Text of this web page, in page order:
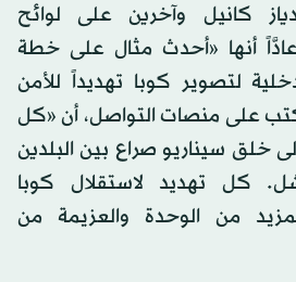
لدياز كانيل وآخرين على لوائح
عادَّاً أنها «أحدث مثال على خطة
لتصوير كوبا تهديداً للأمن
على منصات التواصل، أن «كل
خلق سيناريو صراع بين البلدين
كل تهديد لاستقلال كوبا
من الوحدة والعزيمة من